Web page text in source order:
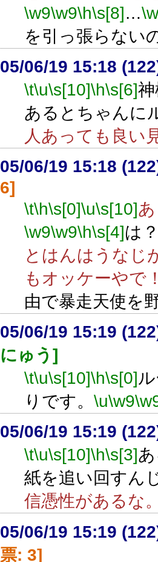
\w9\w9\h\s[8]…
を引っ張らない
05/06/19 15:18
\t\u\s[10]\h\s[6]
あるとちゃんに
人あっても良い
05/06/19 15:18
6]
\t\h\s[0]\u\s[10]
\w9\w9\h\s[4]は
とはんはうなじ
もオッケーやで
由で暴走天使を
05/06/19 15:19
にゅう]
\t\u\s[10]\h\s[0]
りです。 \u\w9
05/06/19 15:19
\t\u\s[10]\h\s[3]
紙を追い回すん
信憑性があるな
05/06/19 15:19
票: 3]